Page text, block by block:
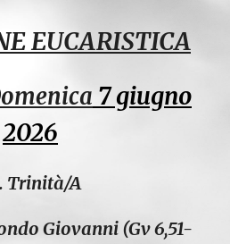
EUCARISTICA
7 giugno
2026
Trinità/A
Giovanni (Gv 6,51-